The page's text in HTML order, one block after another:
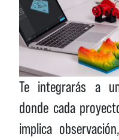
Te integrarás a
donde cada
implica